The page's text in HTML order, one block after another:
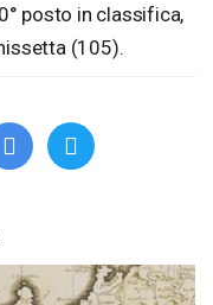
posto in classifica,
(105).